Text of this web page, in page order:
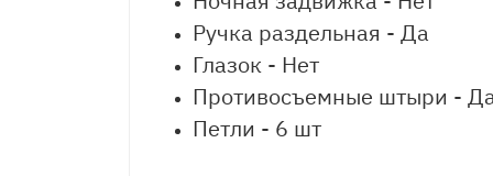
Ручка раздельная - Да
Глазок - Нет
Противосъемные штыри -
Петли - 6 шт